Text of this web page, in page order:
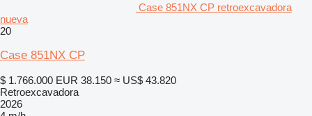
Case 851NX CP retroexcavadora
nueva
20
Case 851NX CP
$ 1.766.000 EUR 38.150 ≈ US$ 43.820
Retroexcavadora
2026